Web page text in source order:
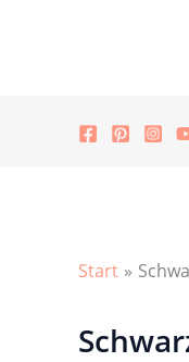
Start